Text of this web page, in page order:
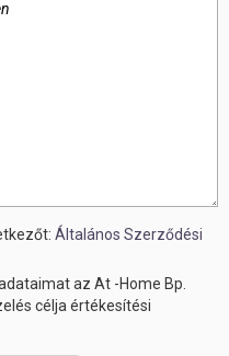
Általános Szerződési
az At -Home Bp.
célja értékesítési